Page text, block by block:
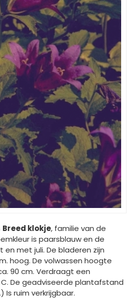
Breed klokje, familie van de
is paarsblauw en de
en met juli. De bladeren zijn
hoog. De volwassen hoogte
90 cm. Verdraagt een
De geadviseerde plantafstand
Is ruim verkrijgbaar.